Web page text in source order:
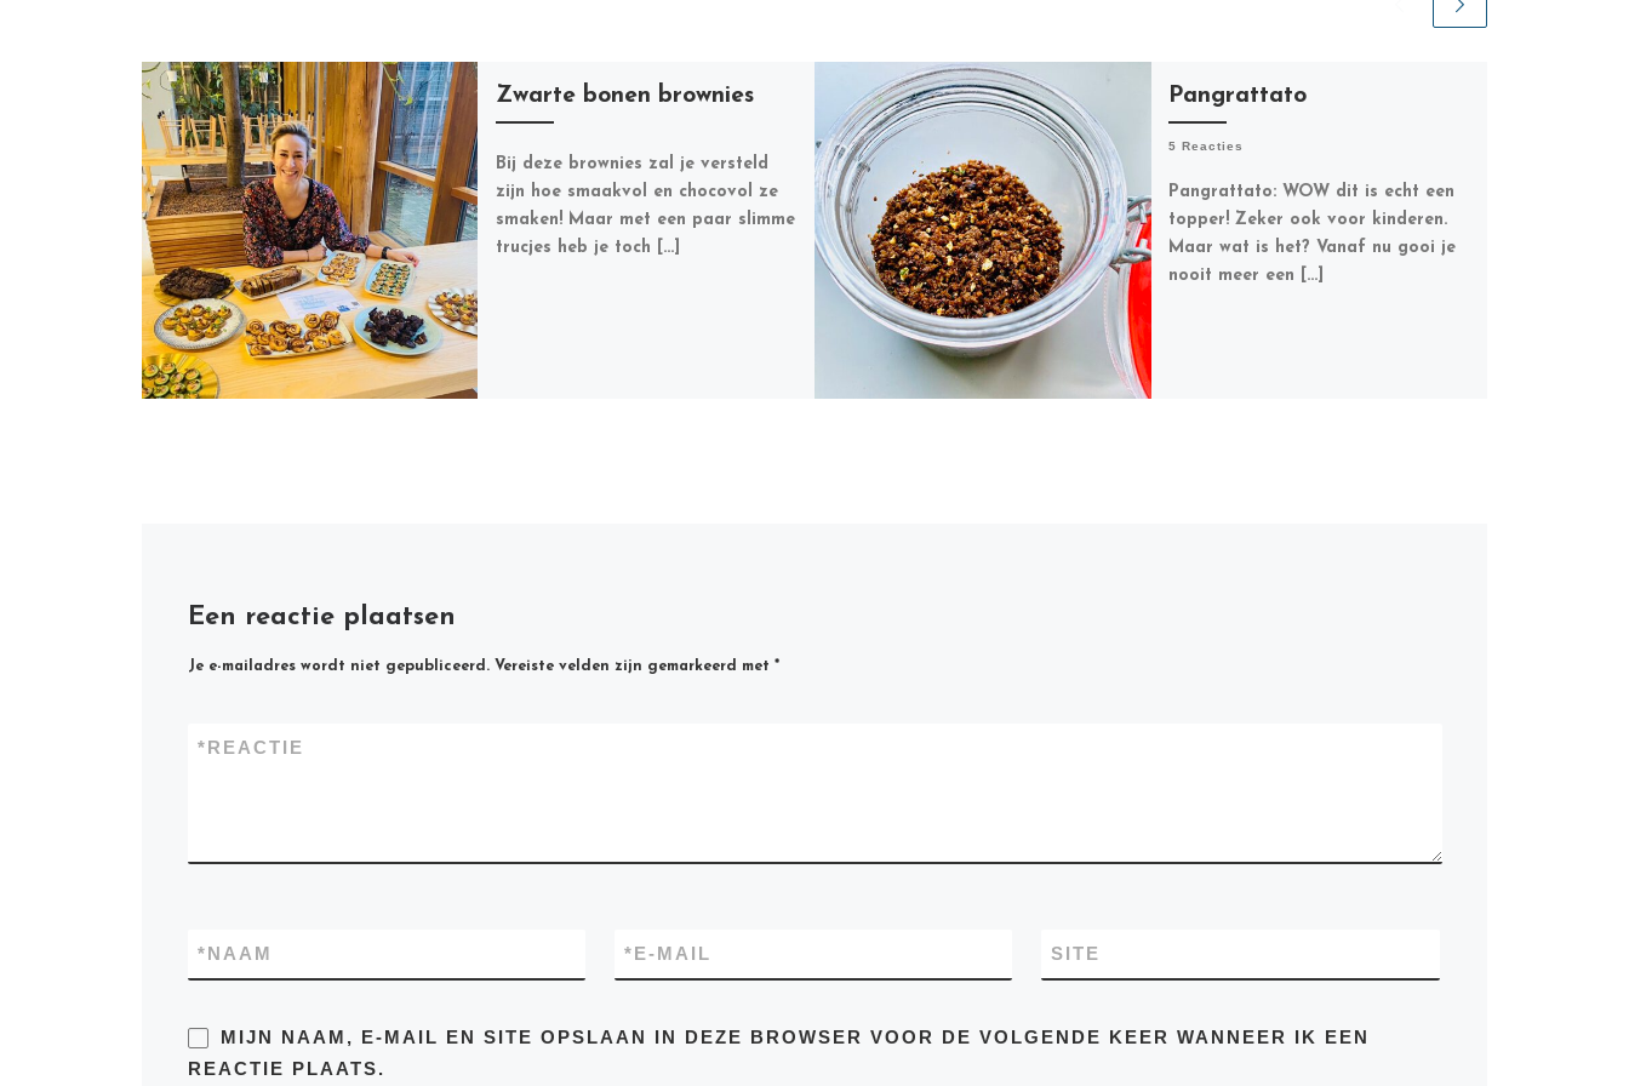
Zwarte bonen brownies
Bij deze brownies zal je versteld
zijn hoe smaakvol en chocovol ze
smaken! Maar met een paar slimme
trucjes heb je toch […]
Pangrattato
5 Reacties
Pangrattato: WOW dit is echt een
topper! Zeker ook voor kinderen.
Maar wat is het? Vanaf nu gooi je
nooit meer een […]
Een reactie plaatsen
Je e-mailadres wordt niet gepubliceerd. Vereiste velden zijn gemarkeerd met *
REACTIE
*
NAAM
* E-MAIL
* SITE
MIJN NAAM, E-MAIL EN SITE OPSLAAN IN DEZE BROWSER VOOR DE VOLGENDE KEER WANNEER IK EEN
REACTIE PLAATS.